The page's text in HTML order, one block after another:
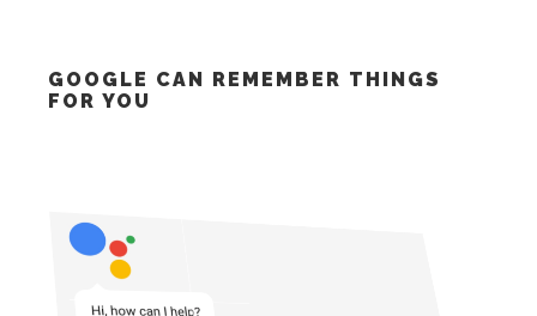
GOOGLE CAN REMEMBER THINGS
FOR YOU